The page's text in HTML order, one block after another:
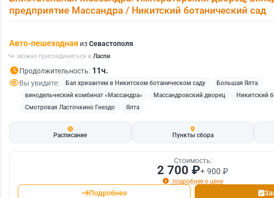
предприятие Массандра / Никитский ботанический сад
Авто-пешеходная изСевастополя
можно присоединиться в Ласпи
Продолжительность: 11ч.
Вы увидите: Бал хризантем в Никитском ботаническом саду
Большая Ялта
винодельческий комбинат «Массандра»
Массандровский дворец
Никитский
Смотровая Ласточкино Гнездо
Ялта
Расписание Пункты сбора
Стоимость:
2 700 ₽+ 900 ₽
подробнее о цене
Подробнее